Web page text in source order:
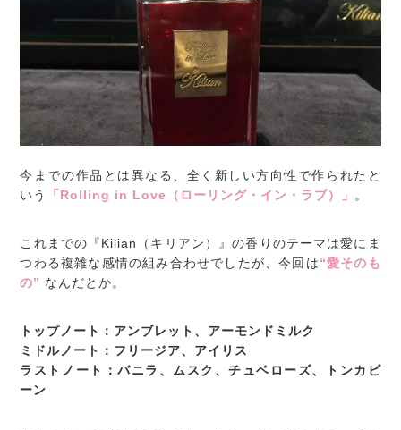
今までの作品とは異なる、全く新しい方向性で作られたと
いう
「Rolling in Love（ローリング・イン・ラブ）」 。
これまでの『Kilian（キリアン）』の香りのテーマは愛にま
つわる複雑な感情の組み合わせでしたが、今回は“愛そのも
の” なんだとか。
トップノート：アンブレット、アーモンドミルク
ミドルノート：フリージア、アイリス
ラストノート：バニラ、ムスク、チュベローズ、トンカビ
ーン